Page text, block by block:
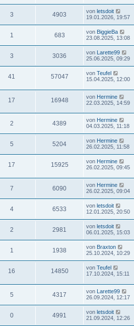
3 4903 von letsdoit
19.01.2026, 19:57
1 683 von BiggieBa
23.08.2025, 13:08
3 3036 von Larette99
25.06.2025, 09:29
41 57047 von Teufel
15.04.2025, 12:00
17 16948 von Hermine
22.03.2025, 14:59
2 4389 von Hermine
04.03.2025, 11:18
5 5204 von Hermine
26.02.2025, 11:58
17 15925 von Hermine
26.02.2025, 09:45
7 6090 von Hermine
26.02.2025, 09:04
4 6533 von letsdoit
12.01.2025, 20:50
2 2981 von letsdoit
06.01.2025, 15:03
1 1938 von Braxton
25.10.2024, 10:29
16 14850 von Teufel
17.10.2024, 15:11
5 4317 von Larette99
26.09.2024, 12:17
0 4991 von letsdoit
21.09.2024, 12:26